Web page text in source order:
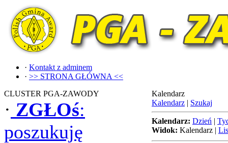
· Kontakt z adminem
· >> STRONA GŁÓWNA <<
CLUSTER PGA-ZAWODY
· ZGŁOś:
poszukuję
Kalendarz
Kalendarz | Szukaj
Kalendarz: Dzień |
Widok: Kalendarz |